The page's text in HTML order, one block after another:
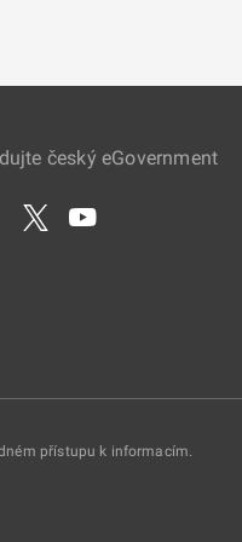
český eGovernment
přístupu k informacím.